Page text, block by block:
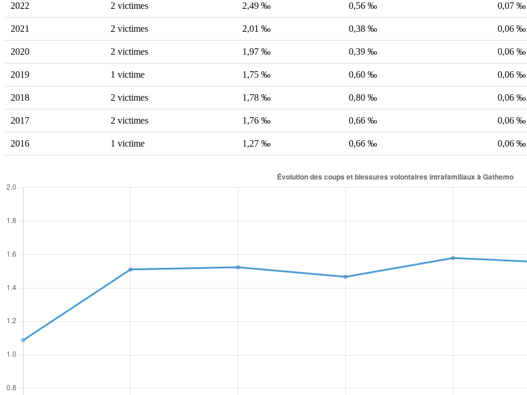
2022 2 victimes 2,49 ‰ 0,56 ‰ 0,07 ‰
2021 2 victimes 2,01 ‰ 0,38 ‰ 0,06 ‰
2020 2 victimes 1,97 ‰ 0,39 ‰ 0,06 ‰
2019 1 victime 1,75 ‰ 0,60 ‰ 0,06 ‰
2018 2 victimes 1,78 ‰ 0,80 ‰ 0,06 ‰
2017 2 victimes 1,76 ‰ 0,66 ‰ 0,06 ‰
2016 1 victime 1,27 ‰ 0,66 ‰ 0,06 ‰